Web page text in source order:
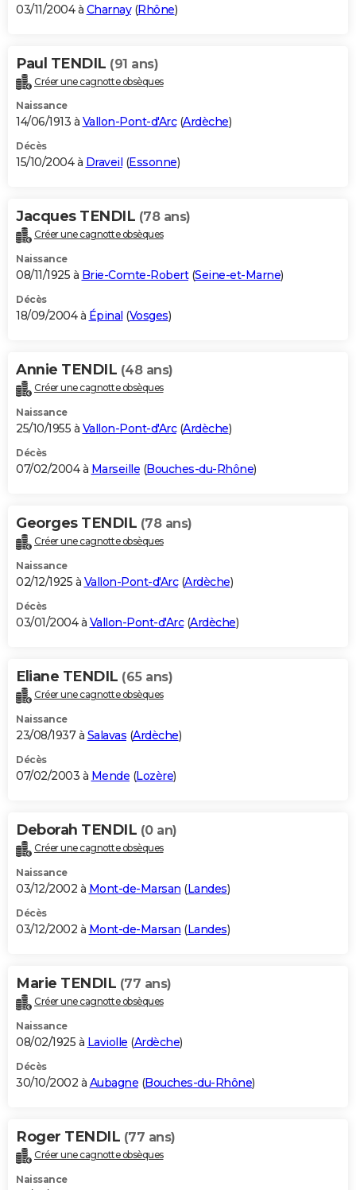
03/11/2004 à Charnay(Rhône)
Paul TENDIL (91 ans)
Créer une cagnotte obsèques
Naissance
14/06/1913 à Vallon-Pont-d'Arc(Ardèche)
Décès
15/10/2004 à Draveil (Essonne)
Jacques TENDIL (78 ans)
Créer une cagnotte obsèques
Naissance
08/11/1925 à Brie-Comte-Robert(Seine-et-Marne)
Décès
18/09/2004 à Épinal (Vosges)
Annie TENDIL (48 ans)
Créer une cagnotte obsèques
Naissance
25/10/1955 à Vallon-Pont-d'Arc(Ardèche)
Décès
07/02/2004 à Marseille (Bouches-du-Rhône)
Georges TENDIL (78 ans)
Créer une cagnotte obsèques
Naissance
02/12/1925 à Vallon-Pont-d'Arc(Ardèche)
Décès
03/01/2004 à Vallon-Pont-d'Arc(Ardèche)
Eliane TENDIL (65 ans)
Créer une cagnotte obsèques
Naissance
23/08/1937 à Salavas (Ardèche)
Décès
07/02/2003 à Mende (Lozère)
Deborah TENDIL (0 an)
Créer une cagnotte obsèques
Naissance
03/12/2002 à Mont-de-Marsan (Landes)
Décès
03/12/2002 à Mont-de-Marsan (Landes)
Marie TENDIL (77 ans)
Créer une cagnotte obsèques
Naissance
08/02/1925 à Laviolle (Ardèche)
Décès
30/10/2002 à Aubagne (Bouches-du-Rhône)
Roger TENDIL (77 ans)
Créer une cagnotte obsèques
Naissance